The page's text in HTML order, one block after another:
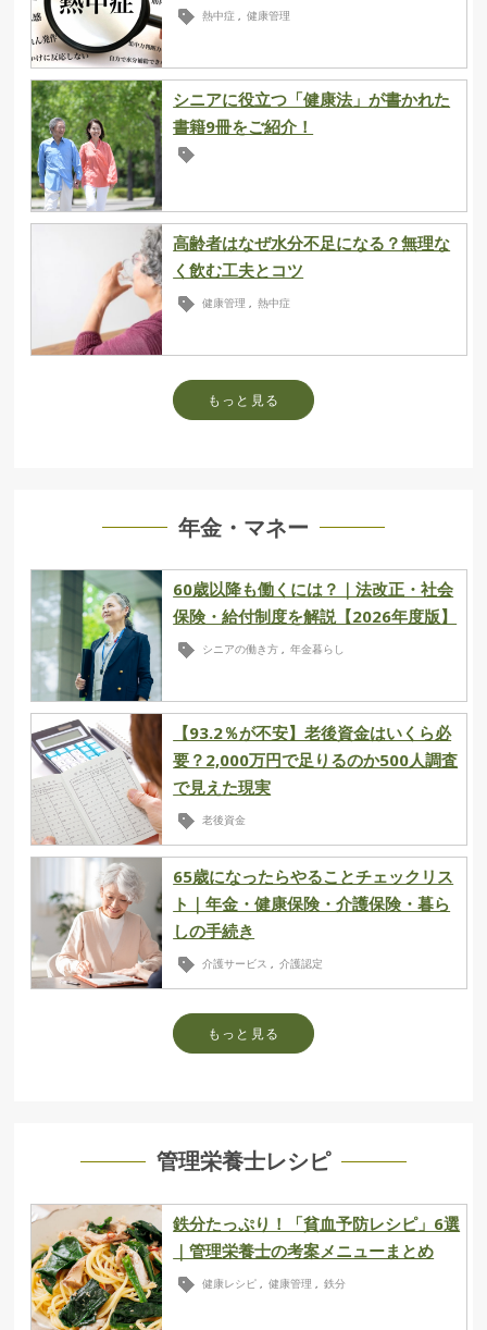
熱中症 , 健康管理
シニアに役立つ「健康法」が書かれた
書籍9冊をご紹介！
高齢者はなぜ水分不足になる？無理な
く飲む工夫とコツ
健康管理 , 熱中症
もっと見る
年金・マネー
60歳以降も働くには？｜法改正・社会
保険・給付制度を解説【2026年度版】
シニアの働き方 , 年金暮らし
【93.2％が不安】老後資金はいくら必
要？2,000万円で足りるのか500人調査
で見えた現実
老後資金
65歳になったらやることチェックリス
ト｜年金・健康保険・介護保険・暮ら
しの手続き
介護サービス , 介護認定
もっと見る
管理栄養士レシピ
鉄分たっぷり！「貧血予防レシピ」6選
｜管理栄養士の考案メニューまとめ
健康レシピ , 健康管理 , 鉄分